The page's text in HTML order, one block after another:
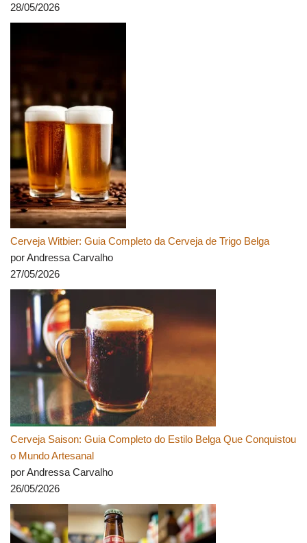
28/05/2026
Cerveja Witbier: Guia Completo da Cerveja de Trigo Belga
por Andressa Carvalho
27/05/2026
Cerveja Saison: Guia Completo do Estilo Belga Que Conquistou
o Mundo Artesanal
por Andressa Carvalho
26/05/2026